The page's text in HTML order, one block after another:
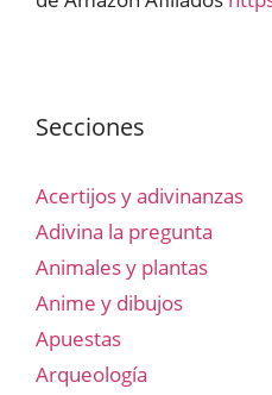
Secciones
Acertijos y adivinanzas
Adivina la pregunta
Animales y plantas
Anime y dibujos
Apuestas
Arqueología